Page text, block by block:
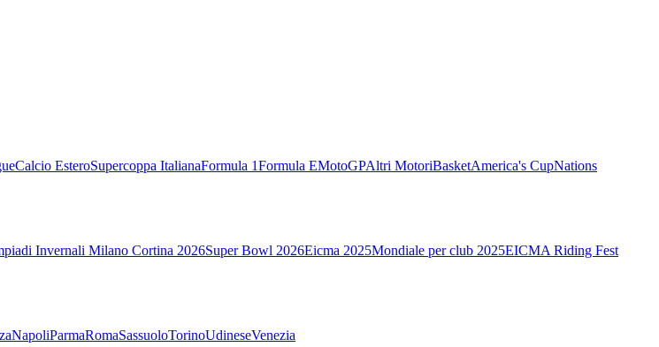
Calcio EsteroSupercoppa ItalianaFormula 1Formula EMotoGPAltri MotoriBasketAmerica's CupNations
Invernali Milano Cortina 2026Super Bowl 2026Eicma 2025Mondiale per club 2025EICMA Riding Fest
NapoliParmaRomaSassuoloTorinoUdineseVenezia